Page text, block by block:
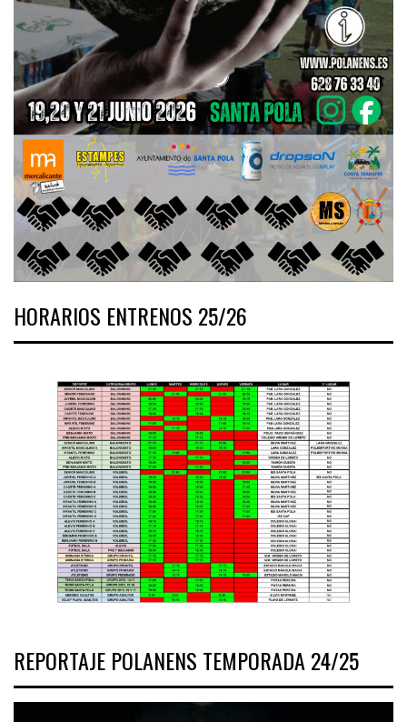
HORARIOS ENTRENOS 25/26
REPORTAJE POLANENS TEMPORADA 24/25